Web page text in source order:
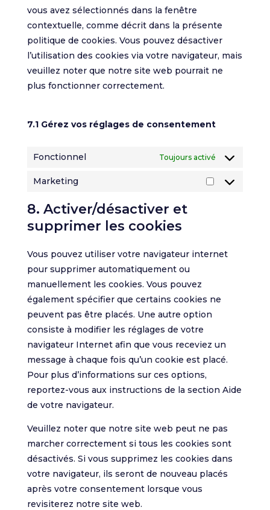
vous avez sélectionnés dans la fenêtre
contextuelle, comme décrit dans la présente
politique de cookies. Vous pouvez désactiver
l’utilisation des cookies via votre navigateur, mais
veuillez noter que notre site web pourrait ne
plus fonctionner correctement.
7.1 Gérez vos réglages de consentement
Fonctionnel Toujours activé
Marketing
Marketing
8. Activer/désactiver et
supprimer les cookies
Vous pouvez utiliser votre navigateur internet
pour supprimer automatiquement ou
manuellement les cookies. Vous pouvez
également spécifier que certains cookies ne
peuvent pas être placés. Une autre option
consiste à modifier les réglages de votre
navigateur Internet afin que vous receviez un
message à chaque fois qu’un cookie est placé.
Pour plus d’informations sur ces options,
reportez-vous aux instructions de la section Aide
de votre navigateur.
Veuillez noter que notre site web peut ne pas
marcher correctement si tous les cookies sont
désactivés. Si vous supprimez les cookies dans
votre navigateur, ils seront de nouveau placés
après votre consentement lorsque vous
revisiterez notre site web.